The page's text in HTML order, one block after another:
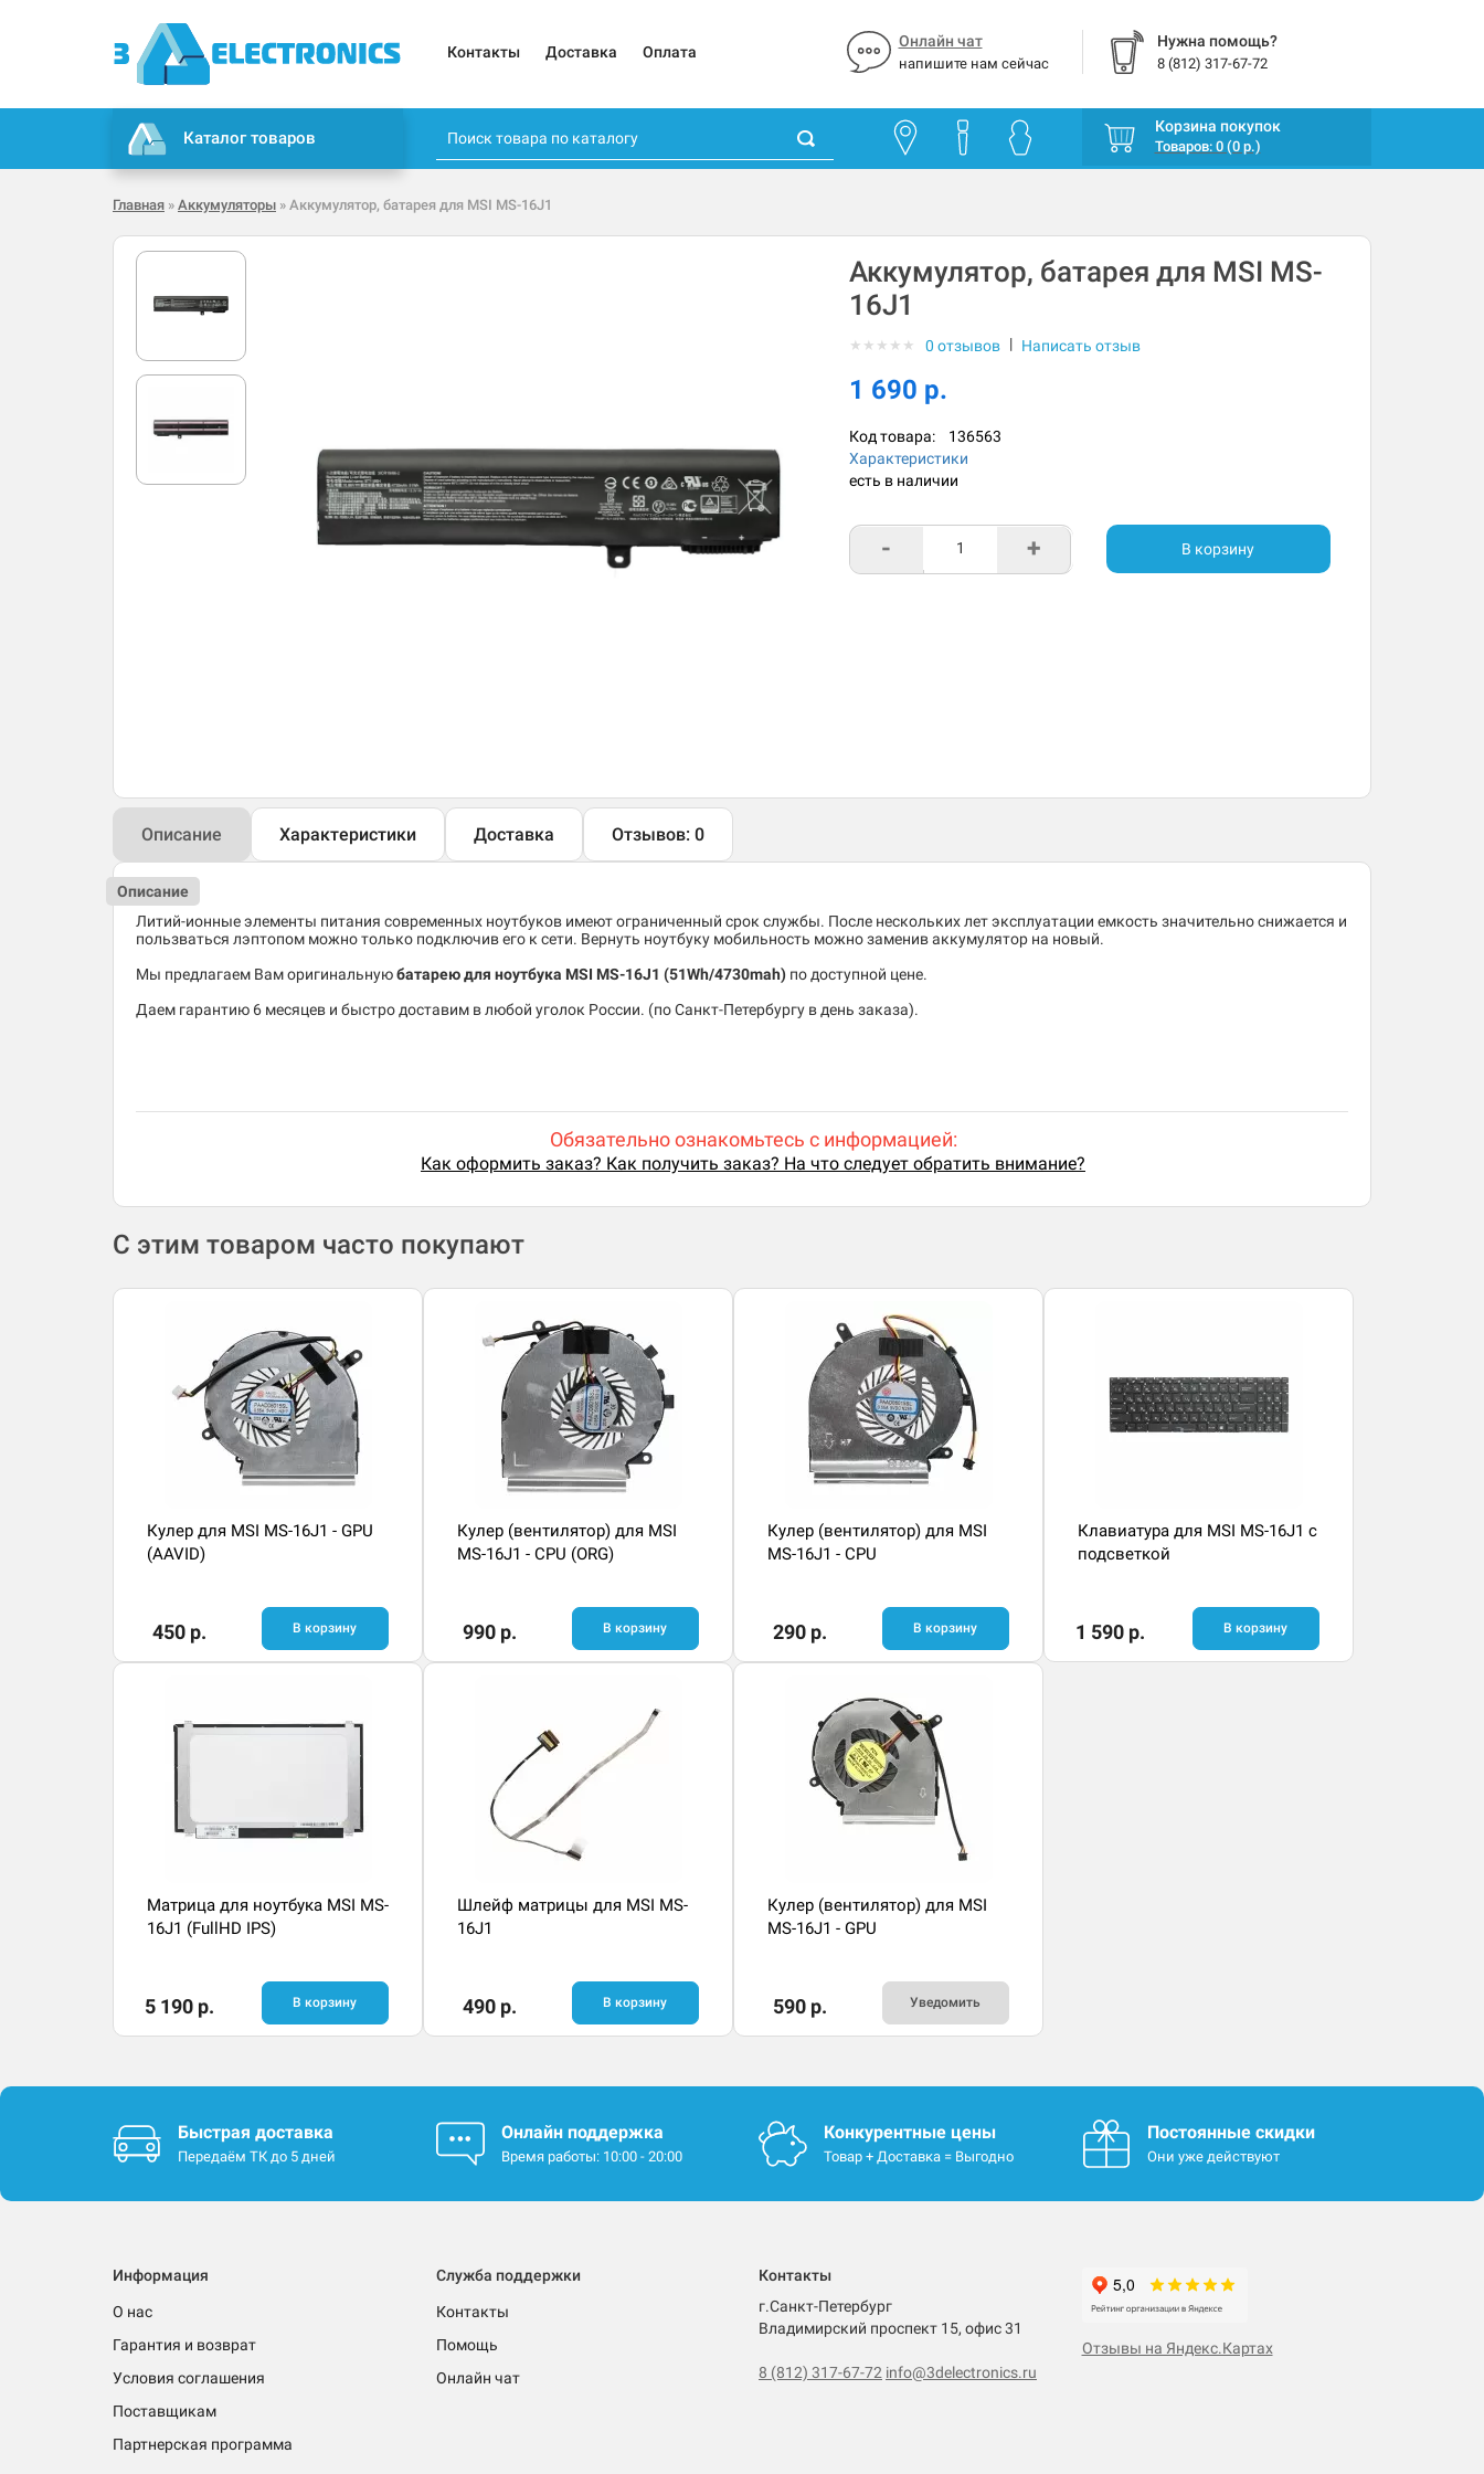
Контакты Доставка Оплата
Онлайн чат
напишите нам сейчас
Нужна помощь?
8 (812) 317-67-72
Каталог товаров
Корзина покупок
Товаров: 0 (0 р.)
Главная » Аккумуляторы » Аккумулятор, батарея для MSI MS-16J1
Аккумулятор, батарея для MSI MS-
16J1
★ ★ ★ ★ ★ 0 отзывов | Написать отзыв
1 690 р.
Код товара: 136563
Характеристики
есть в наличии
- + В корзину
Описание Характеристики Доставка Отзывов: 0
Описание
Литий-ионные элементы питания современных ноутбуков имеют ограниченный срок службы. После нескольких лет эксплуатации емкость значительно снижается и
пользваться лэптопом можно только подключив его к сети. Вернуть ноутбуку мобильность можно заменив аккумулятор на новый.
Мы предлагаем Вам оригинальнуюбатарею для ноутбука MSI MS-16J1 (51Wh/4730mah) по доступной цене.
Даем гарантию 6 месяцев и быстро доставим в любой уголок России. (по Санкт-Петербургу в день заказа).
Обязательно ознакомьтесь с информацией:
Как оформить заказ? Как получить заказ? На что следует обратить внимание?
С этим товаром часто покупают
Кулер для MSI MS-16J1 - GPU
(AAVID)
450 р. В корзину
Кулер (вентилятор) для MSI
MS-16J1 - CPU (ORG)
990 р. В корзину
Кулер (вентилятор) для MSI
MS-16J1 - CPU
290 р. В корзину
Клавиатура для MSI MS-16J1 с
подсветкой
1 590 р. В корзину
Матрица для ноутбука MSI MS-
16J1 (FullHD IPS)
5 190 р. В корзину
Шлейф матрицы для MSI MS-
16J1
490 р. В корзину
Кулер (вентилятор) для MSI
MS-16J1 - GPU
590 р. Уведомить
Быстрая доставка
Передаём ТК до 5 дней
Онлайн поддержка
Время работы: 10:00 - 20:00
Конкурентные цены
Товар + Доставка = Выгодно
Постоянные скидки
Они уже действуют
Информация
О нас
Гарантия и возврат
Условия соглашения
Поставщикам
Партнерская программа
Служба поддержки
Контакты
Помощь
Онлайн чат
Контакты
г.Санкт-Петербург
Владимирский проспект 15, офис 31
8 (812) 317-67-72 info@3delectronics.ru
Отзывы на Яндекс.Картах